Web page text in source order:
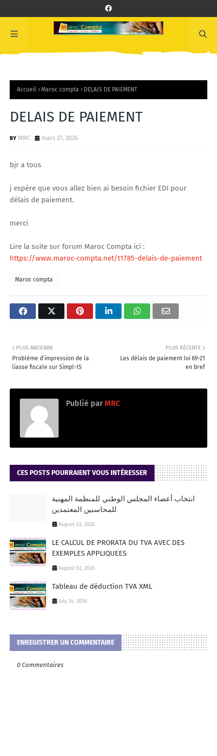
Accueil Maroc compta DELAIS DE PAIEMENT
DELAIS DE PAIEMENT
MRC mars 27, 2026
bjr a tous
j espère que vous allez bien ai besoin fichier EDI pour
délais de paiement.
merci
Lire la suite sur forum Maroc Compta ici :
https://www.maroc-compta.net/t1785-delais-de-paiement
Maroc compta
PLUS RÉCENTE
Les délais de paiement loi 69-21
en bref
PLUS ANCIENNE
Problème d’impression de la
liasse fiscale sur Simpl-IS
Publié par MRC
CES POSTS POURRAIENT VOUS INTÉRESSER
انتخاب أعضاء المجلس الوطني للمنظمة المهنية
للمحاسبين المعتمدين
August 03, 2026
LE CALCUL DE PRORATA DU TVA AVEC DES
EXEMPLES APPLIQUEES
August 02, 2026
Tableau de déduction TVA XML
July 24, 2026
ENREGISTRER UN COMMENTAIRE
0 Commentaires